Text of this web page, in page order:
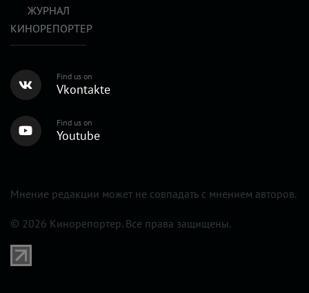
ЖУРНАЛ
КИНОРЕПОРТЕР
Find us on
Vkontakte
Find us on
Youtube
Мнение редакции может не совпадать с мнением авторов.
© 2026 Кинорепортер. Все права защищены.